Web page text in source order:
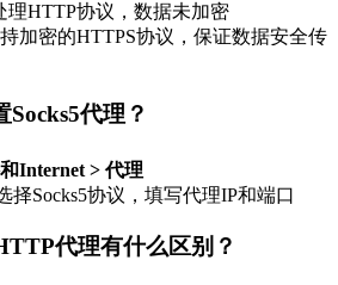
理HTTP协议，数据未加密
持加密的HTTPS协议，保证数据安全传
Socks5代理？
Internet > 代理
择Socks5协议，填写代理IP和端口
代理有什么区别？